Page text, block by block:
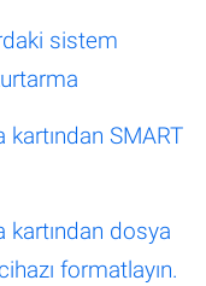
sistem
SMART
kartından dosya
formatlayın.